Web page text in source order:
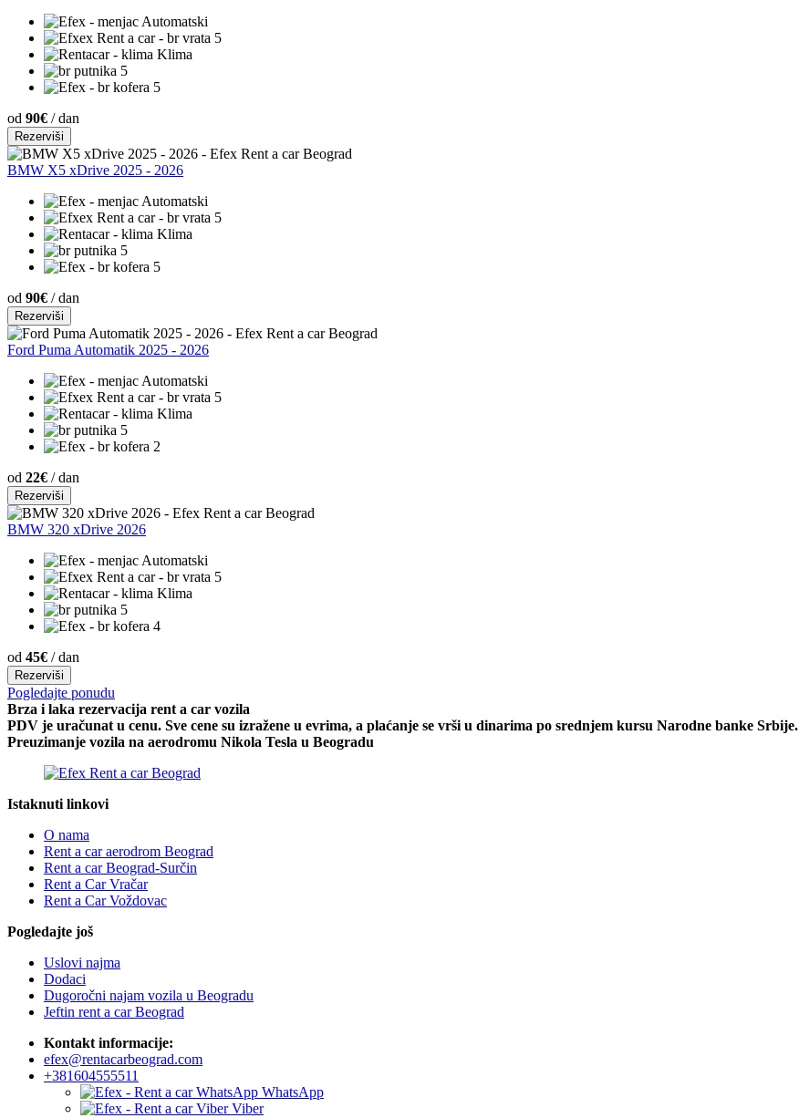
Automatski
5
Klima
5
5
od 90€ / dan
Rezerviši
BMW X5 xDrive 2025 - 2026
Automatski
5
Klima
5
5
od 90€ / dan
Rezerviši
Ford Puma Automatik 2025 - 2026
Automatski
5
Klima
5
2
od 22€ / dan
Rezerviši
BMW 320 xDrive 2026
Automatski
5
Klima
5
4
od 45€ / dan
Rezerviši
Pogledajte ponudu
Brza i laka rezervacija rent a car vozila
PDV je uračunat u cenu. Sve cene su izražene u evrima, a plaćanje se vrši u dinarima po srednjem kursu Narodne banke Srbije.
Preuzimanje vozila na aerodromu Nikola Tesla u Beogradu
Istaknuti linkovi
O nama
Rent a car aerodrom Beograd
Rent a car Beograd-Surčin
Rent a Car Vračar
Rent a Car Voždovac
Pogledajte još
Uslovi najma
Dodaci
Dugoročni najam vozila u Beogradu
Jeftin rent a car Beograd
Kontakt informacije:
efex@rentacarbeograd.com
+381604555511
WhatsApp
Viber